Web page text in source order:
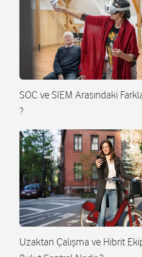
SOC ve SIEM Arasındaki
?
Uzaktan Çalışma ve Hibrit